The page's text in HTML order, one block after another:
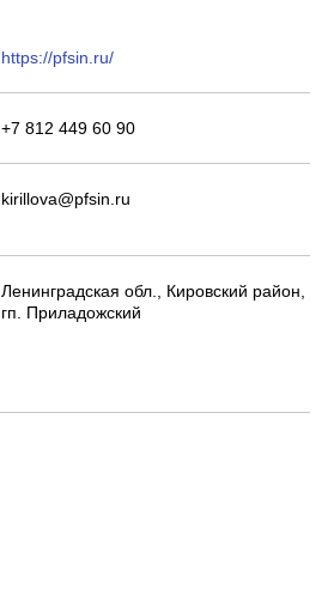
https://pfsin.ru/
+7 812 449 60 90
kirillova@pfsin.ru
Ленинградская обл., Кировский район,
гп. Приладожский